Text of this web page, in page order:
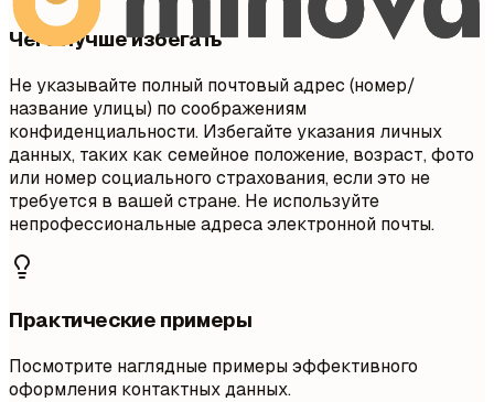
Чего лучше избегать
Не указывайте полный почтовый адрес (номер/
название улицы) по соображениям
конфиденциальности. Избегайте указания личных
данных, таких как семейное положение, возраст, фото
или номер социального страхования, если это не
требуется в вашей стране. Не используйте
непрофессиональные адреса электронной почты.
Практические примеры
Посмотрите наглядные примеры эффективного
оформления контактных данных.